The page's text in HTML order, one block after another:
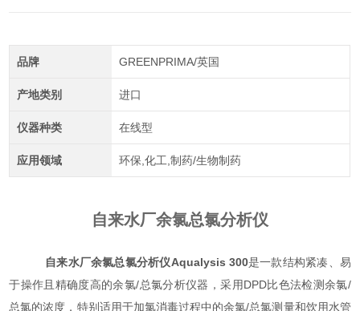
品牌 GREENPRIMA/英国
产地类别 进口
仪器种类 在线型
应用领域 环保,化工,制药/生物制药
自来水厂余氯总氯分析仪
自来水厂余氯总氯分析仪Aqualysis 300是一款结构紧凑、易
于操作且精确度高的余氯/总氯分析仪器，采用DPD比色法检测余氯/
总氯的浓度，特别适用于加氯消毒过程中的余氯/总氯测量和饮用水管